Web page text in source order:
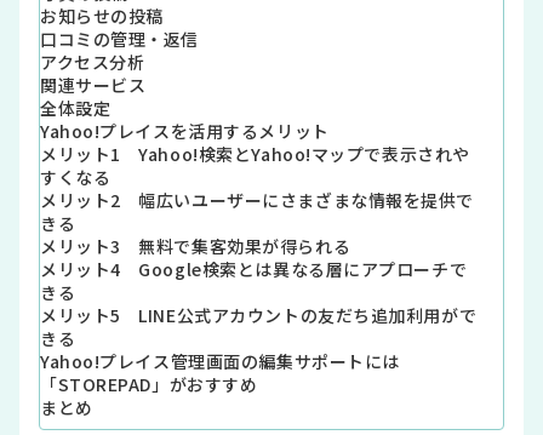
お知らせの投稿
口コミの管理・返信
アクセス分析
関連サービス
全体設定
Yahoo!プレイスを活用するメリット
メリット1 Yahoo!検索とYahoo!マップで表示されや
すくなる
メリット2 幅広いユーザーにさまざまな情報を提供で
きる
メリット3 無料で集客効果が得られる
メリット4 Google検索とは異なる層にアプローチで
きる
メリット5 LINE公式アカウントの友だち追加利用がで
きる
Yahoo!プレイス管理画面の編集サポートには
「STOREPAD」がおすすめ
まとめ